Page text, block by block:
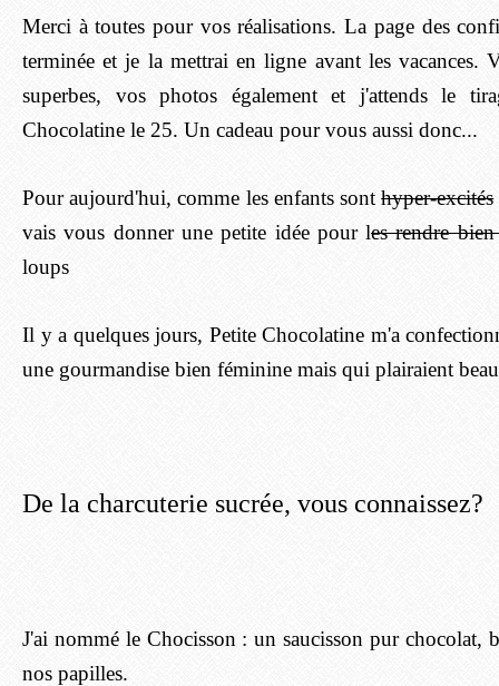
Merci à toutes pour vos réalisations. La page des
terminée et je la mettrai en ligne avant les vacances.
superbes, vos photos également et j'attends le
Chocolatine le 25. Un cadeau pour vous aussi donc...
Pour aujourd'hui, comme les enfants sonthyper-excités
vais vous donner une petite idée pour les rendre bien
loups
Il y a quelques jours, Petite Chocolatine m'a
une gourmandise bien féminine mais qui plairaient
De la charcuterie sucrée, vous connaissez?
J'ai nommé le Chocisson : un saucisson pur chocolat,
nos papilles.